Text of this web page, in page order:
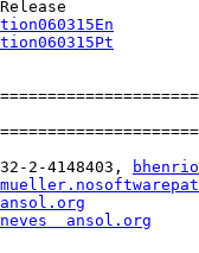
2-4148403,
ansol.org